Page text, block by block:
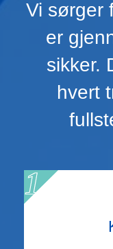
Vi sørger
er
sikker.
hvert